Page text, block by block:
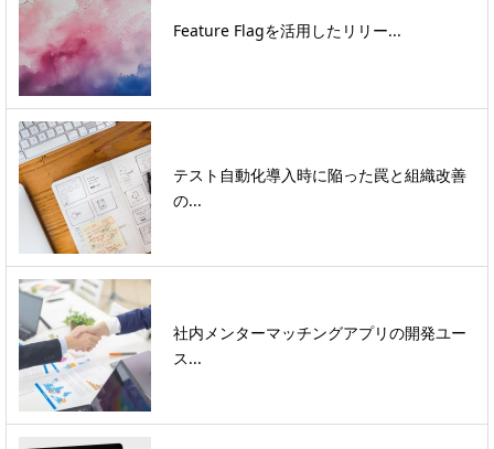
Feature Flagを活用したリリー...
テスト自動化導入時に陥った罠と組織改善
の...
社内メンターマッチングアプリの開発ユー
ス...